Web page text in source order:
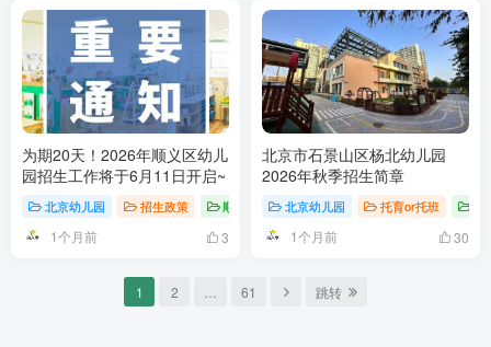
为期20天！2026年顺义区幼儿
园招生工作将于6月11日开启~
北京幼儿园 招生政策 顺义区
1个月前 3
北京市石景山区杨北幼儿园
2026年秋季招生简章
北京幼儿园 托育or托班
1个月前 30
1 2 61 跳转